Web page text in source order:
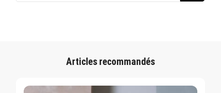
Articles recommandés